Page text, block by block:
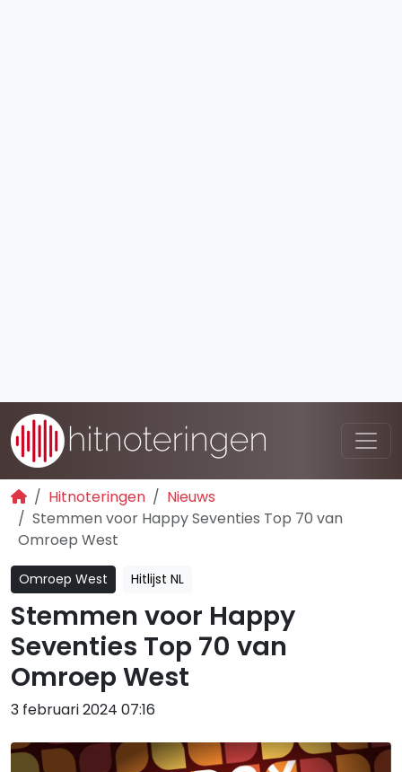
Hitnoteringen
Nieuws
Stemmen voor Happy Seventies Top 70 van
Omroep West
Omroep West Hitlijst NL
Stemmen voor Happy
Seventies Top 70 van
Omroep West
3 februari 2024 07:16